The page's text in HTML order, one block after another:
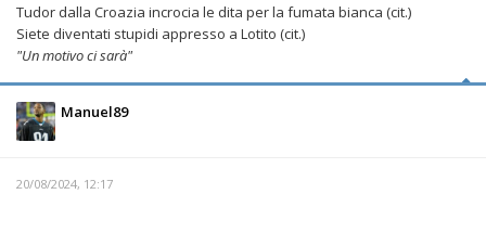
Tudor dalla Croazia incrocia le dita per la fumata bianca (cit.)
Siete diventati stupidi appresso a Lotito (cit.)
"Un motivo ci sarà"
Manuel89
20/08/2024, 12:17